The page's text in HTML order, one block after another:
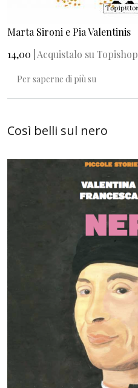
Marta Sironi e Pia Valentinis
14,00 | Acquistalo su Topishop
Per saperne di più su
Così belli sul nero